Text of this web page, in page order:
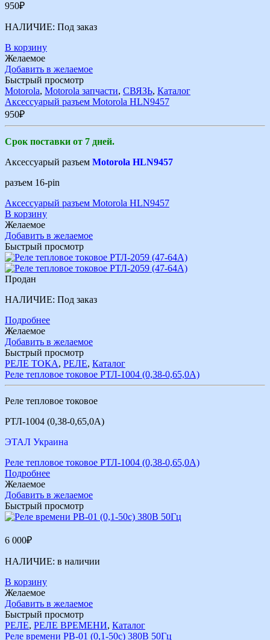
950₽
НАЛИЧИЕ: Под заказ
В корзину
Желаемое
Добавить в желаемое
Быстрый просмотр
Motorola, Motorola запчасти, СВЯЗЬ, Каталог
Аксессуарый разъем Motorola HLN9457
950₽
Срок поставки от 7 дней.
Аксессуарый разъем Motorola HLN9457
разъем 16-pin
Аксессуарый разъем Motorola HLN9457
В корзину
Желаемое
Добавить в желаемое
Быстрый просмотр
Продан
НАЛИЧИЕ: Под заказ
Подробнее
Желаемое
Добавить в желаемое
Быстрый просмотр
РЕЛЕ ТОКА, РЕЛЕ, Каталог
Реле тепловое токовое РТЛ-1004 (0,38-0,65,0А)
Реле тепловое токовое
РТЛ-1004 (0,38-0,65,0А)
ЭТАЛ Украина
Реле тепловое токовое РТЛ-1004 (0,38-0,65,0А)
Подробнее
Желаемое
Добавить в желаемое
Быстрый просмотр
6 000₽
НАЛИЧИЕ: в наличии
В корзину
Желаемое
Добавить в желаемое
Быстрый просмотр
РЕЛЕ, РЕЛЕ ВРЕМЕНИ, Каталог
Реле времени РВ-01 (0,1-50с) 380В 50Гц